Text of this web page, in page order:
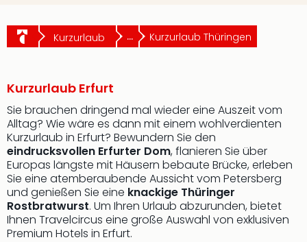
Kurzurlaub ... Kurzurlaub Thüringen
Kurzurlaub Erfurt
Sie brauchen dringend mal wieder eine Auszeit vom
Alltag? Wie wäre es dann mit einem wohlverdienten
Kurzurlaub in Erfurt? Bewundern Sie den
eindrucksvollen Erfurter Dom, flanieren Sie über
Europas längste mit Häusern bebaute Brücke, erleben
Sie eine atemberaubende Aussicht vom Petersberg
und genießen Sie eine knackige Thüringer
Rostbratwurst. Um Ihren Urlaub abzurunden, bietet
Ihnen Travelcircus eine große Auswahl von exklusiven
Premium Hotels in Erfurt.